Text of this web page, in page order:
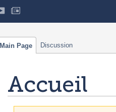
Accueil
Main Page Discussion